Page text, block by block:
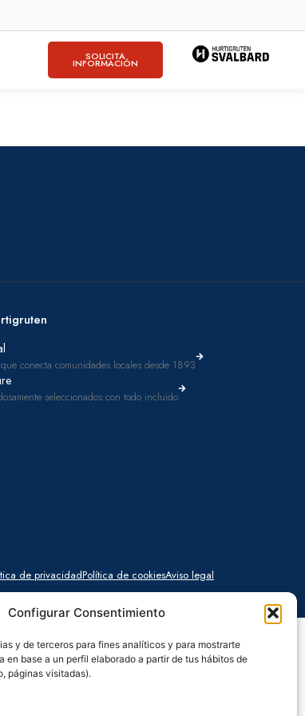
Configurar Consentimiento
y de terceros para fines analíticos y para mostrarte
en base a un perfil elaborado a partir de tus hábitos de
páginas visitadas).
SOLICITA
INFORMACIÓN
conecta comunidades locales desde 1893
seleccionados con todo incluido
de privacidadPolítica de cookiesAviso legal